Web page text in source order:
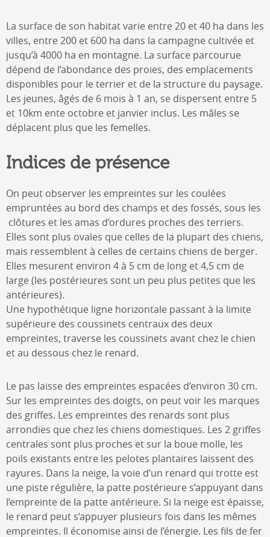
La surface de son habitat varie entre 20 et 40 ha dans les
villes, entre 200 et 600 ha dans la campagne cultivée et
jusqu’à 4000 ha en montagne. La surface parcourue
dépend de l’abondance des proies, des emplacements
disponibles pour le terrier et de la structure du paysage.
Les jeunes, âgés de 6 mois à 1 an, se dispersent entre 5
et 10km ente octobre et janvier inclus. Les mâles se
déplacent plus que les femelles.
Indices de présence
On peut observer les empreintes sur les coulées
empruntées au bord des champs et des fossés, sous les
clôtures et les amas d’ordures proches des terriers.
Elles sont plus ovales que celles de la plupart des chiens,
mais ressemblent à celles de certains chiens de berger.
Elles mesurent environ 4 à 5 cm de long et 4,5 cm de
large (les postérieures sont un peu plus petites que les
antérieures).
Une hypothétique ligne horizontale passant à la limite
supérieure des coussinets centraux des deux
empreintes, traverse les coussinets avant chez le chien
et au dessous chez le renard.
Le pas laisse des empreintes espacées d’environ 30 cm.
Sur les empreintes des doigts, on peut voir les marques
des griffes. Les empreintes des renards sont plus
arrondies que chez les chiens domestiques. Les 2 griffes
centrales sont plus proches et sur la boue molle, les
poils existants entre les pelotes plantaires laissent des
rayures. Dans la neige, la voie d’un renard qui trotte est
une piste régulière, la patte postérieure s’appuyant dans
l’empreinte de la patte antérieure. Si la neige est épaisse,
le renard peut s’appuyer plusieurs fois dans les mêmes
empreintes. Il économise ainsi de l’énergie. Les fils de fer